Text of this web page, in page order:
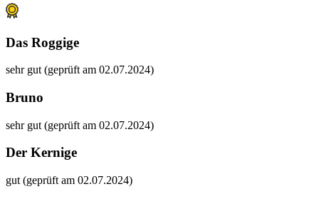
Das Roggige
sehr gut (geprüft am 02.07.2024)
Bruno
sehr gut (geprüft am 02.07.2024)
Der Kernige
gut (geprüft am 02.07.2024)